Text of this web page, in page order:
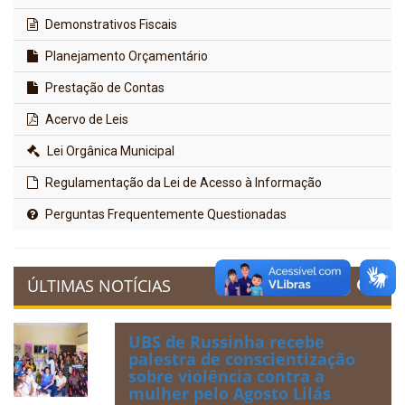
Demonstrativos Fiscais
Planejamento Orçamentário
Prestação de Contas
Acervo de Leis
Lei Orgânica Municipal
Regulamentação da Lei de Acesso à Informação
Perguntas Frequentemente Questionadas
ÚLTIMAS NOTÍCIAS
UBS de Russinha recebe
palestra de conscientização
sobre violência contra a
mulher pelo Agosto Lilás